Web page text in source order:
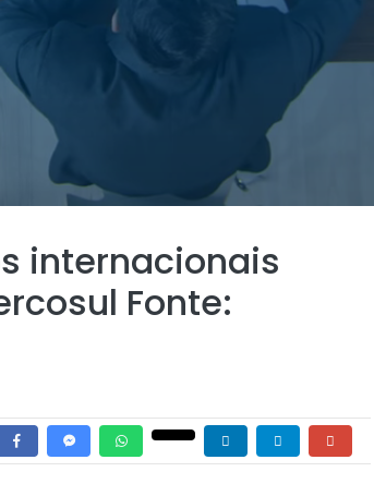
internacionais
Fonte: